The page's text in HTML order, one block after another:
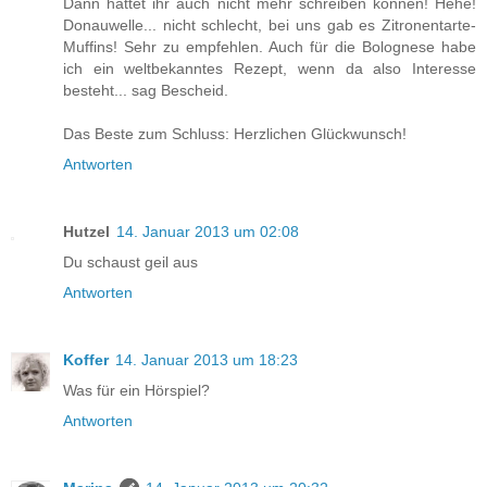
Donauwelle... nicht schlecht, bei uns gab es Zitronentarte-
Muffins! Sehr zu empfehlen. Auch für die Bolognese habe
ich ein weltbekanntes Rezept, wenn da also Interesse
besteht... sag Bescheid.
Das Beste zum Schluss: Herzlichen Glückwunsch!
Antworten
Hutzel 14. Januar 2013 um 02:08
Du schaust geil aus
Antworten
Koffer 14. Januar 2013 um 18:23
Was für ein Hörspiel?
Antworten